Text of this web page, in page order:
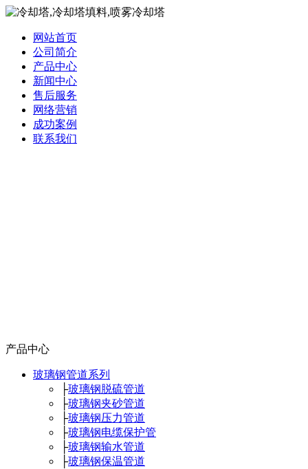
网站首页
公司简介
产品中心
新闻中心
售后服务
网络营销
成功案例
联系我们
产品中心
玻璃钢管道系列
├玻璃钢脱硫管道
├玻璃钢夹砂管道
├玻璃钢压力管道
├玻璃钢电缆保护管
├玻璃钢输水管道
├玻璃钢保温管道